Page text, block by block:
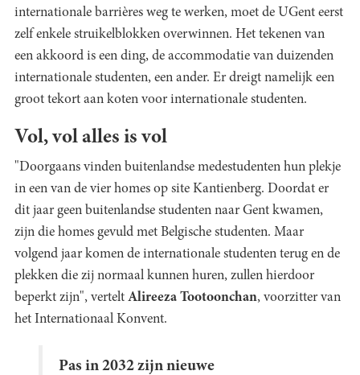
internationale barrières weg te werken, moet de UGent eerst
zelf enkele struikelblokken overwinnen. Het tekenen van
een akkoord is een ding, de accommodatie van duizenden
internationale studenten, een ander. Er dreigt namelijk een
groot tekort aan koten voor internationale studenten.
Vol, vol alles is vol
"Doorgaans vinden buitenlandse medestudenten hun plekje
in een van de vier homes op site Kantienberg. Doordat er
dit jaar geen buitenlandse studenten naar Gent kwamen,
zijn die homes gevuld met Belgische studenten. Maar
volgend jaar komen de internationale studenten terug en de
plekken die zij normaal kunnen huren, zullen hierdoor
beperkt zijn", vertelt Alireeza Tootoonchan, voorzitter van
het Internationaal Konvent.
Pas in 2032 zijn nieuwe